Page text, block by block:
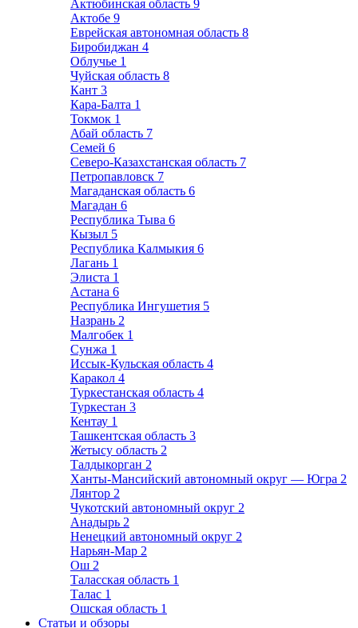
Актюбинская область 9
Актобе 9
Еврейская автономная область 8
Биробиджан 4
Облучье 1
Чуйская область 8
Кант 3
Кара-Балта 1
Токмок 1
Абай область 7
Семей 6
Северо-Казахстанская область 7
Петропавловск 7
Магаданская область 6
Магадан 6
Республика Тыва 6
Кызыл 5
Республика Калмыкия 6
Лагань 1
Элиста 1
Астана 6
Республика Ингушетия 5
Назрань 2
Малгобек 1
Сунжа 1
Иссык-Кульская область 4
Каракол 4
Туркестанская область 4
Туркестан 3
Кентау 1
Ташкентская область 3
Жетысу область 2
Талдыкорган 2
Ханты-Мансийский автономный округ — Югра 2
Лянтор 2
Чукотский автономный округ 2
Анадырь 2
Ненецкий автономный округ 2
Нарьян-Мар 2
Ош 2
Таласская область 1
Талас 1
Ошская область 1
Статьи и обзоры